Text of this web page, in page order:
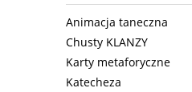
Animacja taneczna
Chusty KLANZY
Karty metaforyczne
Katecheza